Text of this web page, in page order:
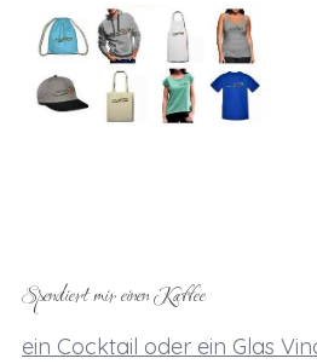
Spendiert mir einen Kaffee
ein Cocktail oder ein Glas